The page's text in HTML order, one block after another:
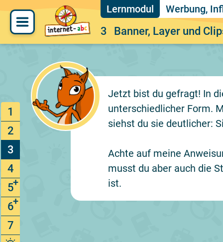
Werbung,
3 Banner, Layer und
1
2
3
4
5
6
7
Jetzt bist du gefragt! In
unterschiedlicher Form.
siehst du sie deutlicher:
Achte auf meine
musst du aber auch die
ist.